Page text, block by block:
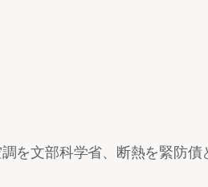
を文部科学省、断熱を緊防債